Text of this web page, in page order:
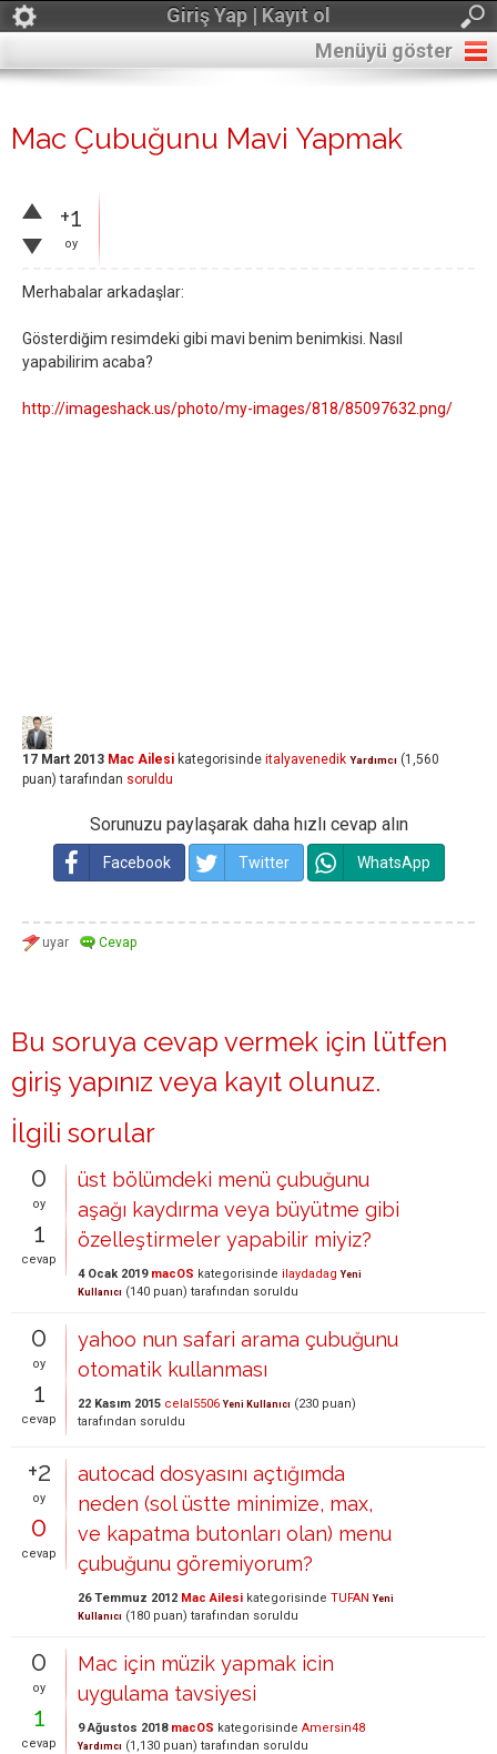
Giriş Yap | Kayıt ol
Menüyü göster
Mac Çubuğunu Mavi Yapmak
+1
oy
Merhabalar arkadaşlar:
Gösterdiğim resimdeki gibi mavi benim benimkisi. Nasıl
yapabilirim acaba?
http://imageshack.us/photo/my-images/818/85097632.png/
17 Mart 2013 Mac Ailesi kategorisinde italyavenedik Yardımcı (1,560
puan) tarafından soruldu
Sorunuzu paylaşarak daha hızlı cevap alın
Facebook Twitter WhatsApp
Bu soruya cevap vermek için lütfen
giriş yapınız veya kayıt olunuz.
İlgili sorular
0
oy
1
cevap
üst bölümdeki menü çubuğunu
aşağı kaydırma veya büyütme gibi
özelleştirmeler yapabilir miyiz?
4 Ocak 2019 macOS kategorisinde ilaydadag Yeni
Kullanıcı (140 puan) tarafından soruldu
0
oy
1
cevap
yahoo nun safari arama çubuğunu
otomatik kullanması
22 Kasım 2015 celal5506 Yeni Kullanıcı (230 puan)
tarafından soruldu
+2
oy
0
cevap
autocad dosyasını açtığımda
neden (sol üstte minimize, max,
ve kapatma butonları olan) menu
çubuğunu göremiyorum?
26 Temmuz 2012 Mac Ailesi kategorisinde TUFAN Yeni
Kullanıcı (180 puan) tarafından soruldu
0
oy
1
cevap
Mac için müzik yapmak icin
uygulama tavsiyesi
9 Ağustos 2018 macOS kategorisinde Amersin48
Yardımcı (1,130 puan) tarafından soruldu